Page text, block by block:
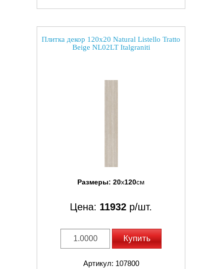
Плитка декор 120x20 Natural Listello Tratto
Beige NL02LT Italgraniti
Размеры: 20x120см
Цена: 11932 р/шт.
Купить
Артикул: 107800